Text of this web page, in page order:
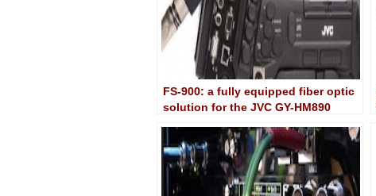
FS-900: a fully equipped fiber optic
solution for the JVC GY-HM890